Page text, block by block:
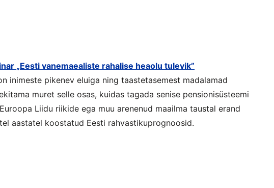
„Eesti vanemaealiste rahalise heaolu tulevik”
inimeste pikenev eluiga ning taastetasemest madalamad
muret selle osas, kuidas tagada senise pensionisüsteemi
Liidu riikide ega muu arenenud maailma taustal erand
aastatel koostatud Eesti rahvastikuprognoosid.